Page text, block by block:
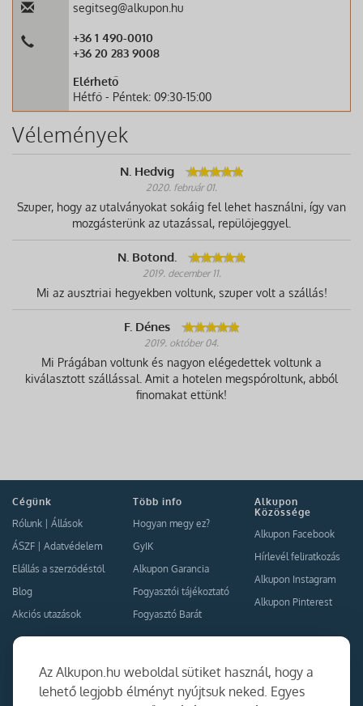
Az Alkupon.hu weboldal sütiket használ, hogy a
lehető legjobb élményt nyújtsuk neked. Egyes
segitseg@alkupon.hu
+36 1 490-0010
+36 20 283 9008
Elérhető
Hétfő - Péntek: 09:30-15:00
Vélemények
N. Hedvig
2020. február 01.
Szuper, hogy az utalványokat sokáig fel lehet használni, így van
mozgásterünk az utazással, repülőjeggyel.
N. Botond.
2019. december 11.
Mi az ausztriai hegyekben voltunk, szuper volt a szállás!
F. Dénes
2019. október 04.
Mi Prágában voltunk és nagyon elégedettek voltunk a
kiválasztott szállással. Amit a hotelen megspóroltunk, abból
finomakat ettünk!
Cégünk
Rólunk
Állások
ÁSZF
Adatvédelem
Elállás a szerződéstől
Blog
Akciós utazások
Több info
Hogyan megy ez?
GyIK
Alkupon Garancia
Fogyasztói tájékoztató
Fogyasztó Barát
Alkupon
Közössége
Alkupon Facebook
Hírlevél feliratkozás
Alkupon Instagram
Alkupon Pinterest
Együttműködés
Kapcsolat